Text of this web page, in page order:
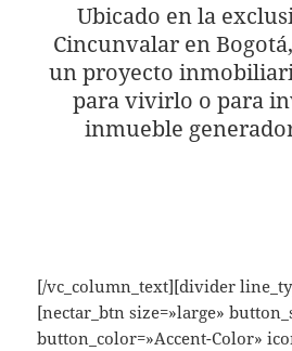
Ubicado en la
Cincunvalar en
un proyecto
para vivirlo o para
inmueble
[/vc_column_text][divider
[nectar_btn size=»large»
button_color=»Accent-Color»